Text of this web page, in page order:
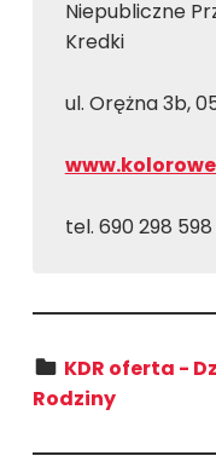
Niepubliczne
Kredki
ul. Orężna 3b,
tel. 690 298 598
Kategoria:
KDR oferta -
Rodziny
Wróć do głównej nawigacji